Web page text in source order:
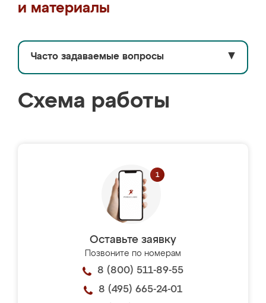
и материалы
Часто задаваемые вопросы ▼
Схема работы
Оставьте заявку
Позвоните по номерам
8 (800) 511-89-55
8 (495) 665-24-01